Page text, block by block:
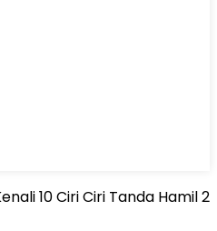
10 Ciri Ciri Tanda Hamil 2